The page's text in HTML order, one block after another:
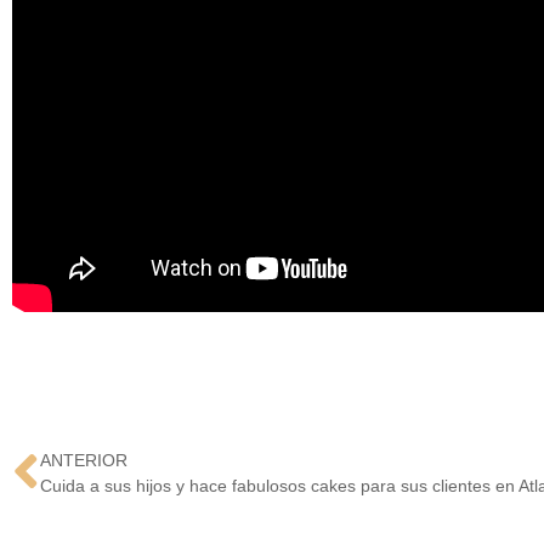
ANTERIOR
Cuida a sus hijos y hace fabulosos cakes para sus clientes en